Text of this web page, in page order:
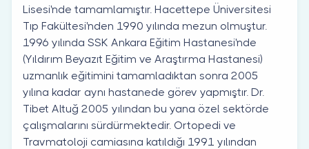
Lisesi'nde tamamlamıştır. Hacettepe Üniversitesi
Tıp Fakültesi'nden 1990 yılında mezun olmuştur.
1996 yılında SSK Ankara Eğitim Hastanesi'nde
(Yıldırım Beyazıt Eğitim ve Araştırma Hastanesi)
uzmanlık eğitimini tamamladıktan sonra 2005
yılına kadar aynı hastanede görev yapmıştır. Dr.
Tibet Altuğ 2005 yılından bu yana özel sektörde
çalışmalarını sürdürmektedir. Ortopedi ve
Travmatoloji camiasına katıldığı 1991 yılından